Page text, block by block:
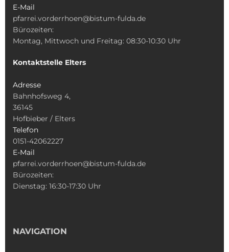
E-Mail
pfarrei.vorderrhoen@bistum-fulda.de
Bürozeiten:
Montag, Mittwoch und Freitag: 08:30-10:30 Uhr
Kontaktstelle Elters
Adresse
Bahnhofsweg 4,
36145
Hofbieber / Elters
Telefon
0151-42062227
E-Mail
pfarrei.vorderrhoen@bistum-fulda.de
Bürozeiten:
Dienstag: 16:30-17:30 Uhr
NAVIGATION